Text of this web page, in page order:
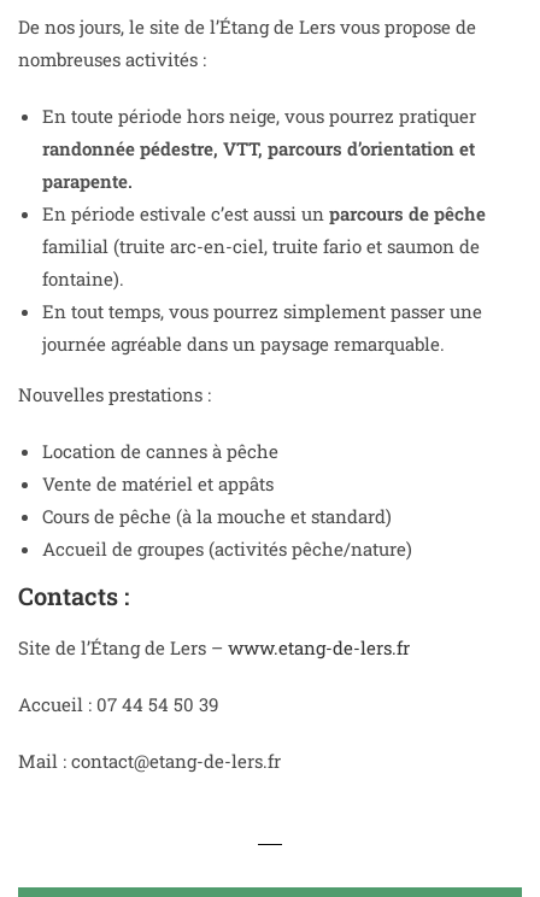
De nos jours, le site de l’Étang de Lers vous propose de
nombreuses activités :
En toute période hors neige, vous pourrez pratiquer
randonnée pédestre, VTT, parcours d’orientation et
parapente.
En période estivale c’est aussi un parcours de pêche
familial (truite arc-en-ciel, truite fario et saumon de
fontaine).
En tout temps, vous pourrez simplement passer une
journée agréable dans un paysage remarquable.
Nouvelles prestations :
Location de cannes à pêche
Vente de matériel et appâts
Cours de pêche (à la mouche et standard)
Accueil de groupes (activités pêche/nature)
Contacts :
Site de l’Étang de Lers – www.etang-de-lers.fr
Accueil : 07 44 54 50 39
Mail : contact@etang-de-lers.fr